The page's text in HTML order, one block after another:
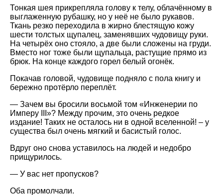
Тонкая шея прикрепляла голову к телу, облачённому в
выглаженную рубашку, но у неё не было рукавов.
Ткань резко переходила в жирно блестящую кожу
шести толстых щупалец, заменявших чудовищу руки.
На четырёх оно стояло, а две были сложены на груди.
Вместо ног тоже были щупальца, растущие прямо из
брюк. На конце каждого горел белый огонёк.
Покачав головой, чудовище подняло с пола книгу и
бережно протёрло переплёт.
— Зачем вы бросили восьмой том «Инженерии по
Имперу III»? Между прочим, это очень редкое
издание! Таких не осталось ни в одной вселенной! – у
существа был очень мягкий и басистый голос.
Вдруг оно снова уставилось на людей и недобро
прищурилось.
— У вас нет пропусков?
Оба промолчали.